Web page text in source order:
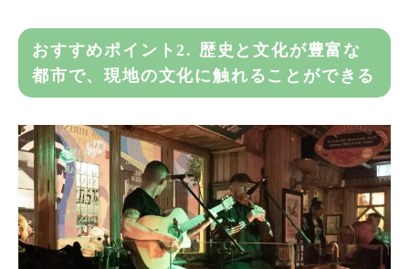
おすすめポイント2. 歴史と文化が豊富な
都市で、現地の文化に触れることができる